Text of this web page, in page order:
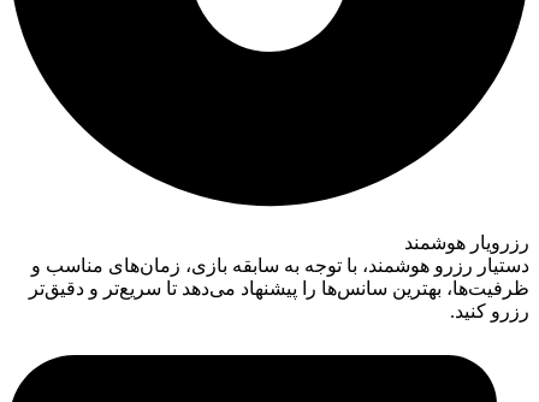
رزرویار هوشمند
دستیار رزرو هوشمند، با توجه به سابقه بازی، زمان‌های مناسب و
ظرفیت‌ها، بهترین سانس‌ها را پیشنهاد می‌دهد تا سریع‌تر و دقیق‌تر
رزرو کنید.